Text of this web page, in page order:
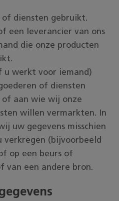
of diensten gebruikt.
een leverancier van ons
die onze producten
u werkt voor iemand)
of diensten
aan wie wij onze
willen vermarkten. In
uw gegevens misschien
verkregen (bijvoorbeeld
op een beurs of
van een andere bron.